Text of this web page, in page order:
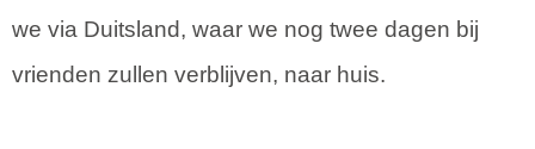
we via Duitsland, waar we nog twee dagen bij
vrienden zullen verblijven, naar huis.